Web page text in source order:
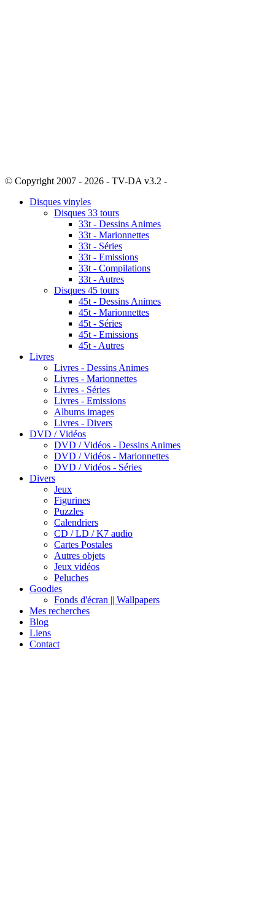
© Copyright 2007 - 2026 - TV-DA v3.2 -
Disques vinyles
Disques 33 tours
33t - Dessins Animes
33t - Marionnettes
33t - Séries
33t - Emissions
33t - Compilations
33t - Autres
Disques 45 tours
45t - Dessins Animes
45t - Marionnettes
45t - Séries
45t - Emissions
45t - Autres
Livres
Livres - Dessins Animes
Livres - Marionnettes
Livres - Séries
Livres - Emissions
Albums images
Livres - Divers
DVD / Vidéos
DVD / Vidéos - Dessins Animes
DVD / Vidéos - Marionnettes
DVD / Vidéos - Séries
Divers
Jeux
Figurines
Puzzles
Calendriers
CD / LD / K7 audio
Cartes Postales
Autres objets
Jeux vidéos
Peluches
Goodies
Fonds d'écran || Wallpapers
Mes recherches
Blog
Liens
Contact